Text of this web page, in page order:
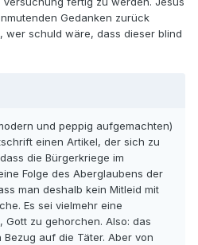
Gedanken zurück
wer schuld wäre, dass dieser blind
und peppig aufgemachten)
einen Artikel, der sich zu
die Bürgerkriege im
Folge des Aberglaubens der
man deshalb kein Mitleid mit
Es sei vielmehr eine
Gott zu gehorchen. Also: das
auf die Täter. Aber von